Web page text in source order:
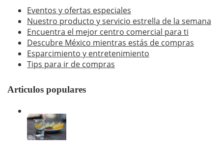
Eventos y ofertas especiales
Nuestro producto y servicio estrella de la semana
Encuentra el mejor centro comercial para ti
Descubre México mientras estás de compras
Esparcimiento y entretenimiento
Tips para ir de compras
Articulos populares